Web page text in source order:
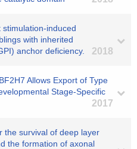
stimulation-induced
with inherited
anchor deficiency.
2018
Allows Export of Type
Stage-Specific
2017
the survival of deep layer
the formation of axonal